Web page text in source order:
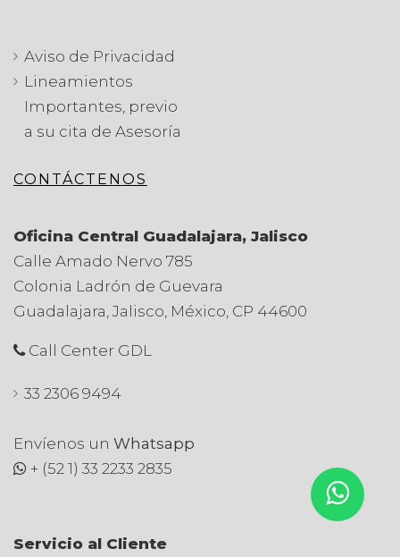
Aviso de Privacidad
Lineamientos
Importantes, previo
a su cita de Asesoría
CONTÁCTENOS
Oficina Central Guadalajara, Jalisco
Calle Amado Nervo 785
Colonia Ladrón de Guevara
Guadalajara, Jalisco, México, CP 44600
Call Center GDL
33 2306 9494
Envíenos un Whatsapp
+ (52 1) 33 2233 2835
Servicio al Cliente